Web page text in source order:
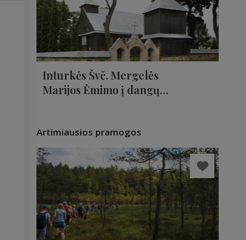
Inturkės Švč. Mergelės
Marijos Ėmimo į dangų
Artimiausios pramogos